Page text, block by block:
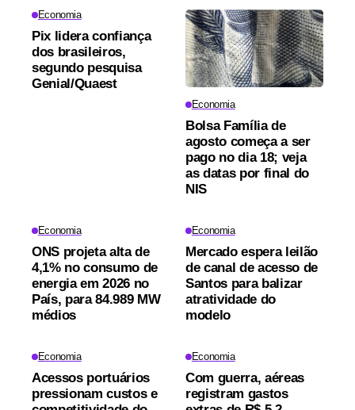
Economia
Pix lidera confiança
dos brasileiros,
segundo pesquisa
Genial/Quaest
Economia
Bolsa Família de
agosto começa a ser
pago no dia 18; veja
as datas por final do
NIS
Economia
ONS projeta alta de
4,1% no consumo de
energia em 2026 no
País, para 84.989 MW
médios
Economia
Mercado espera leilão
de canal de acesso de
Santos para balizar
atratividade do
modelo
Economia
Acessos portuários
pressionam custos e
Economia
Com guerra, aéreas
registram gastos